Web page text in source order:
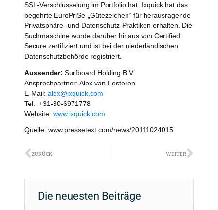
SSL-Verschlüsselung im Portfolio hat. Ixquick hat das
begehrte EuroPriSe-„Gütezeichen“ für herausragende
Privatsphäre- und Datenschutz-Praktiken erhalten. Die
Suchmaschine wurde darüber hinaus von Certified
Secure zertifiziert und ist bei der niederländischen
Datenschutzbehörde registriert.
Aussender: Surfboard Holding B.V.
Ansprechpartner: Alex van Eesteren
E-Mail: alex@ixquick.com
Tel.: +31-30-6971778
Website: www.ixquick.com
Quelle: www.pressetext.com/news/20111024015
Zurück
ZURÜCK WEITER
Die neuesten Beiträge